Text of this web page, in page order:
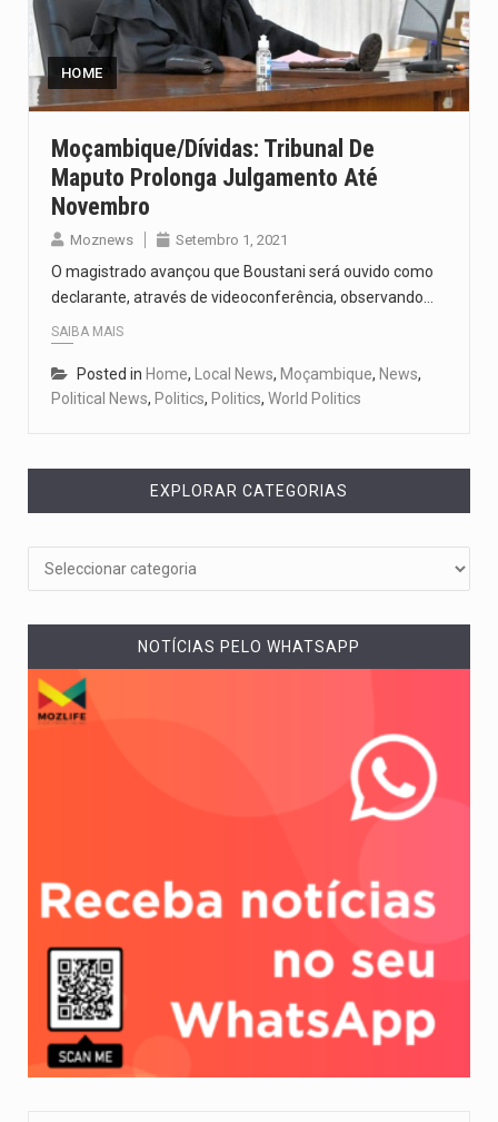
De acordo com as autoridades de saúde da Faixa de…
HOME
Moçambique/Dívidas: Tribunal De
Maputo Prolonga Julgamento Até
Novembro
Moznews Setembro 1, 2021
O magistrado avançou que Boustani será ouvido como
declarante, através de videoconferência, observando…
SAIBA MAIS
Posted in Home, Local News, Moçambique, News,
Political News, Politics, Politics, World Politics
EXPLORAR CATEGORIAS
NOTÍCIAS PELO WHATSAPP